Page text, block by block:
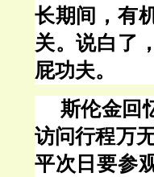
长期间，有
关。说白了
屁功夫。
斯伦金回
访问行程万
平次日要参